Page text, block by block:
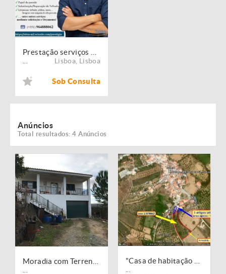
Lisboa Lisboa
Sob Consulta
Anúncios
Total resultados: 4 Anúncios